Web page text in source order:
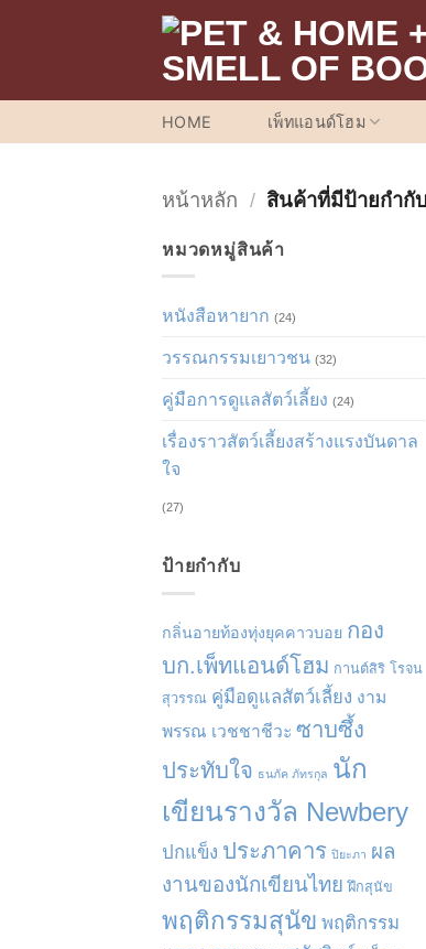
HOME เพ็ทแอนด์โฮม
หน้าหลัก / สินค้าที่มีป้ายกำกั
หมวดหมู่สินค้า
หนังสือหายาก (24)
วรรณกรรมเยาวชน (32)
คู่มือการดูแลสัตว์เลี้ยง (24)
เรื่องราวสัตว์เลี้ยงสร้างแรงบันดาล
ใจ
(27)
ป้ายกำกับ
กลิ่นอายท้องทุ่งยุคคาวบอย กอง
บก.เพ็ทแอนด์โฮม กานต์สิริ โรจน
สุวรรณ คู่มือดูแลสัตว์เลี้ยง งาม
พรรณ เวชชาชีวะ ซาบซึ้ง
ประทับใจ ธนภัค ภัทรกุล นัก
เขียนรางวัล Newbery
ปกแข็ง ประภาคาร ปิยะภา ผล
งานของนักเขียนไทย ฝึกสุนัข
พฤติกรรมสุนัข พฤติกรรม